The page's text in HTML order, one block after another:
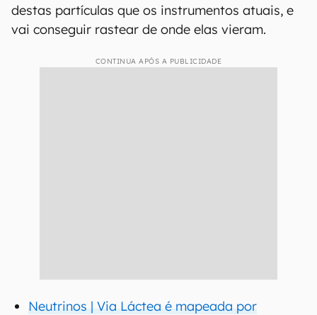
destas partículas que os instrumentos atuais, e
vai conseguir rastear de onde elas vieram.
CONTINUA APÓS A PUBLICIDADE
Neutrinos | Via Láctea é mapeada por